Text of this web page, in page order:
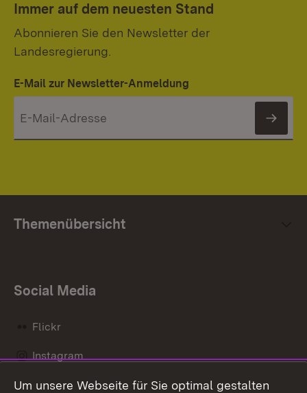
Immer auf dem neuesten Stand
Abonnieren Sie den Newsletter der
Landesregierung.
E-Mail zur Newsletter-Anmeldung
Themenübersicht
Social Media
Flickr
Instagram
Social Wall
Um unsere Webseite für Sie optimal gestalten